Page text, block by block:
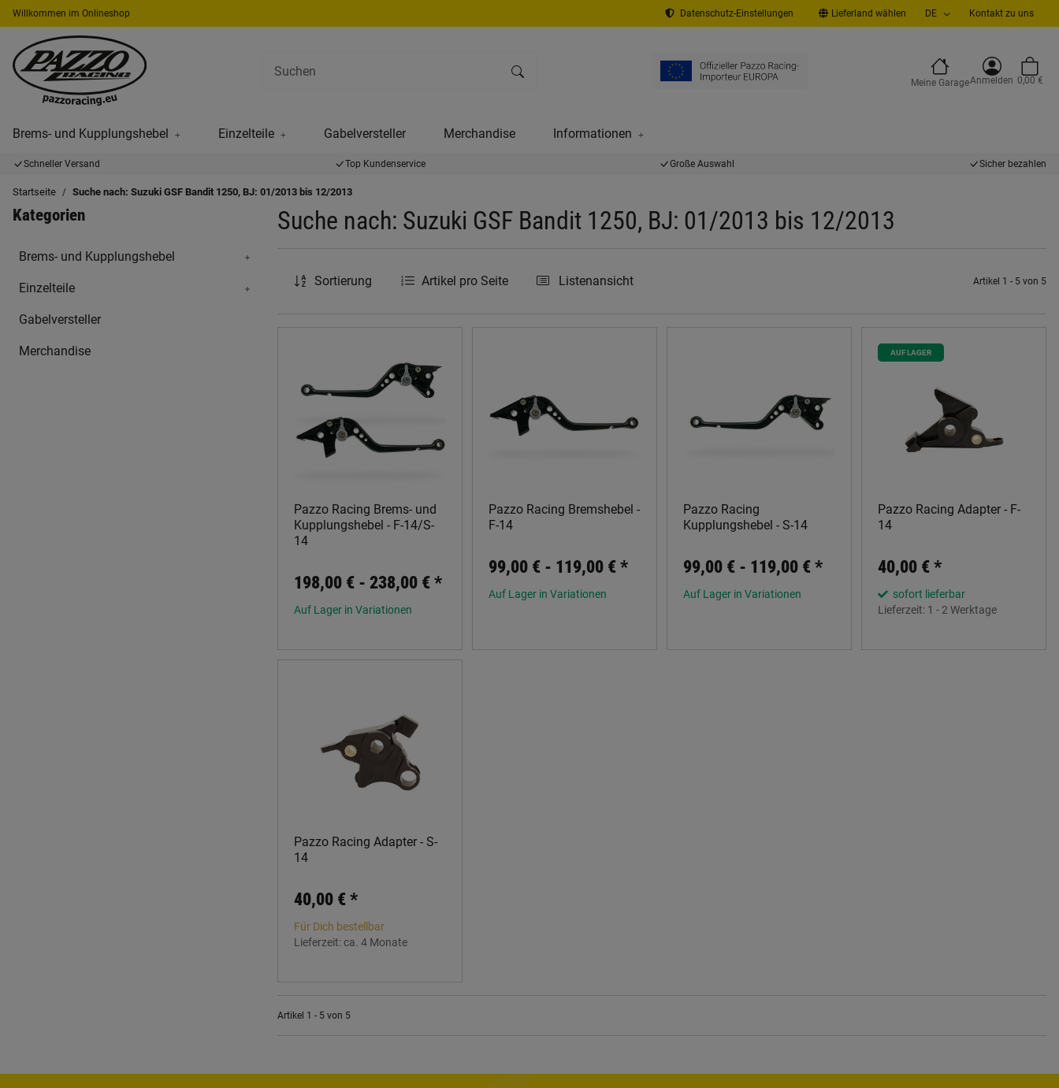
Willkommen im Onlineshop Datenschutz-Einstellungen Lieferland wählen DE Kontakt zu uns
Meine GarageAnmelden 0,00 €
Brems- und Kupplungshebel Einzelteile Gabelversteller Merchandise Informationen
Schneller Versand Top Kundenservice Große Auswahl Sicher bezahlen
Startseite Suche nach: Suzuki GSF Bandit 1250, BJ: 01/2013 bis 12/2013
Suche nach: Suzuki GSF Bandit 1250, BJ: 01/2013 bis 12/2013
Sortierung Artikel pro Seite Listenansicht Artikel 1 - 5 von 5
Pazzo Racing Brems- und
Kupplungshebel - F-14/S-
14
198,00 € - 238,00 €*
Auf Lager in Variationen
Pazzo Racing Bremshebel -
F-14
99,00 € - 119,00 €*
Auf Lager in Variationen
Pazzo Racing
Kupplungshebel - S-14
99,00 € - 119,00 €*
Auf Lager in Variationen
AUF LAGER
Pazzo Racing Adapter - F-
14
40,00 €*
sofort lieferbar
Lieferzeit: 1 - 2 Werktage
Pazzo Racing Adapter - S-
14
40,00 €*
Für Dich bestellbar
Lieferzeit:ca. 4 Monate
Artikel 1 - 5 von 5
Kategorien
Brems- und Kupplungshebel
Einzelteile
Gabelversteller
Merchandise